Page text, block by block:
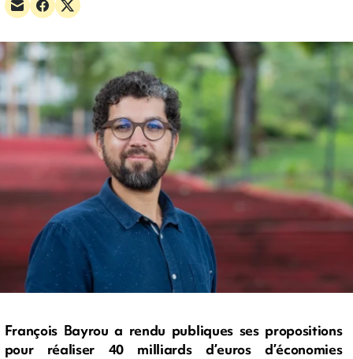
François Bayrou a rendu publiques ses propositions
pour réaliser 40 milliards d’euros d’économies